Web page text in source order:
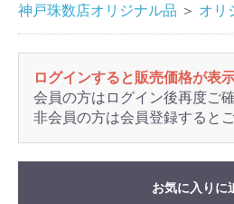
神戸珠数店オリジナル品 ＞ オリ
ログインすると販売価格が表
会員の方はログイン後再度ご
非会員の方は会員登録すると
お気に入りに